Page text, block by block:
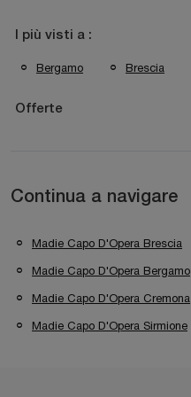
I più visti a :
Bergamo Brescia
Offerte
Continua a navigare
Madie Capo D'Opera Brescia
Madie Capo D'Opera Bergamo
Madie Capo D'Opera Cremona
Madie Capo D'Opera Sirmione